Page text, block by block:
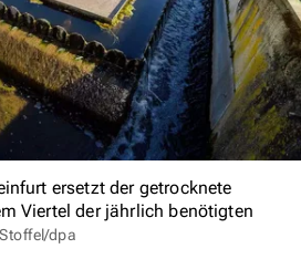
ersetzt der getrocknete
Viertel der jährlich benötigten
dpa